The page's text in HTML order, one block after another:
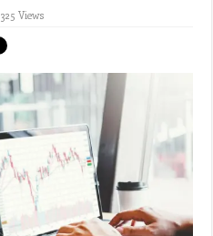
325 Views